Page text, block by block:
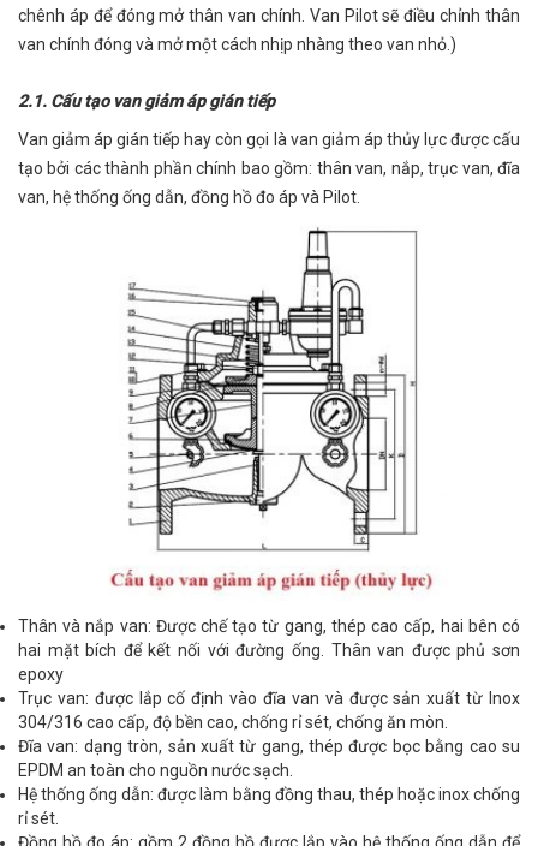
chênh áp để đóng mở thân van chính. Van Pilot sẽ điều chỉnh thân
van chính đóng và mở một cách nhịp nhàng theo van nhỏ.)
2.1. Cấu tạo van giảm áp gián tiếp
Van giảm áp gián tiếp hay còn gọi là van giảm áp thủy lực được cấu
tạo bởi các thành phần chính bao gồm: thân van, nắp, trục van, đĩa
van, hệ thống ống dẫn, đồng hồ đo áp và Pilot.
Thân và nắp van: Được chế tạo từ gang, thép cao cấp, hai bên có
hai mặt bích để kết nối với đường ống. Thân van được phủ sơn
epoxy
Trục van: được lắp cố định vào đĩa van và được sản xuất từ Inox
304/316 cao cấp, độ bền cao, chống rỉ sét, chống ăn mòn.
Đĩa van: dạng tròn, sản xuất từ gang, thép được bọc bằng cao su
EPDM an toàn cho nguồn nước sạch.
Hệ thống ống dẫn: được làm bằng đồng thau, thép hoặc inox chống
rỉ sét.